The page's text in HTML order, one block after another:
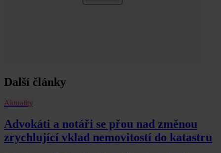
Další články
Aktuality
Advokáti a notáři se přou nad změnou
zrychlující vklad nemovitostí do katastru